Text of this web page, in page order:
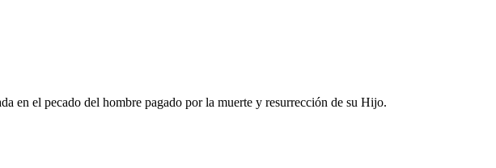
en el pecado del hombre pagado por la muerte y resurrección de su Hijo.